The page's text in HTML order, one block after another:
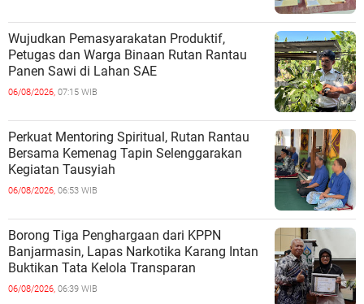
Wujudkan Pemasyarakatan Produktif,
Petugas dan Warga Binaan Rutan Rantau
Panen Sawi di Lahan SAE
06/08/2026, 07:15 WIB
Perkuat Mentoring Spiritual, Rutan Rantau
Bersama Kemenag Tapin Selenggarakan
Kegiatan Tausyiah
06/08/2026, 06:53 WIB
Borong Tiga Penghargaan dari KPPN
Banjarmasin, Lapas Narkotika Karang Intan
Buktikan Tata Kelola Transparan
06/08/2026, 06:39 WIB